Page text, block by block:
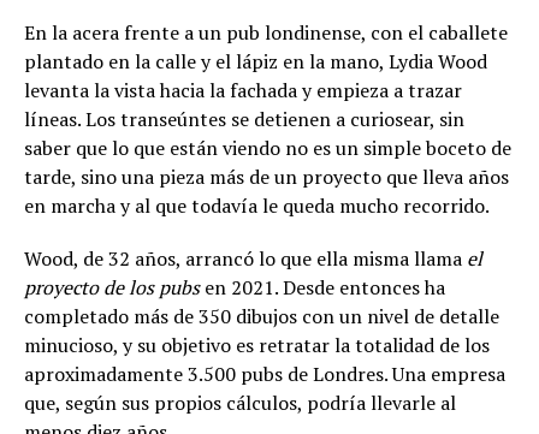
En la acera frente a un pub londinense, con el caballete
plantado en la calle y el lápiz en la mano, Lydia Wood
levanta la vista hacia la fachada y empieza a trazar
líneas. Los transeúntes se detienen a curiosear, sin
saber que lo que están viendo no es un simple boceto de
tarde, sino una pieza más de un proyecto que lleva años
en marcha y al que todavía le queda mucho recorrido.
Wood, de 32 años, arrancó lo que ella misma llama el
proyecto de los pubsen 2021. Desde entonces ha
completado más de 350 dibujos con un nivel de detalle
minucioso, y su objetivo es retratar la totalidad de los
aproximadamente 3.500 pubs de Londres. Una empresa
que, según sus propios cálculos, podría llevarle al